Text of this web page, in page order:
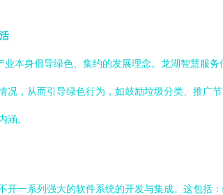
业本身倡导绿色、集约的发展理念。龙湖智慧服
况，从而引导绿色行为，如鼓励垃圾分类、推广
涵。
开一系列强大的软件系统的开发与集成。这包